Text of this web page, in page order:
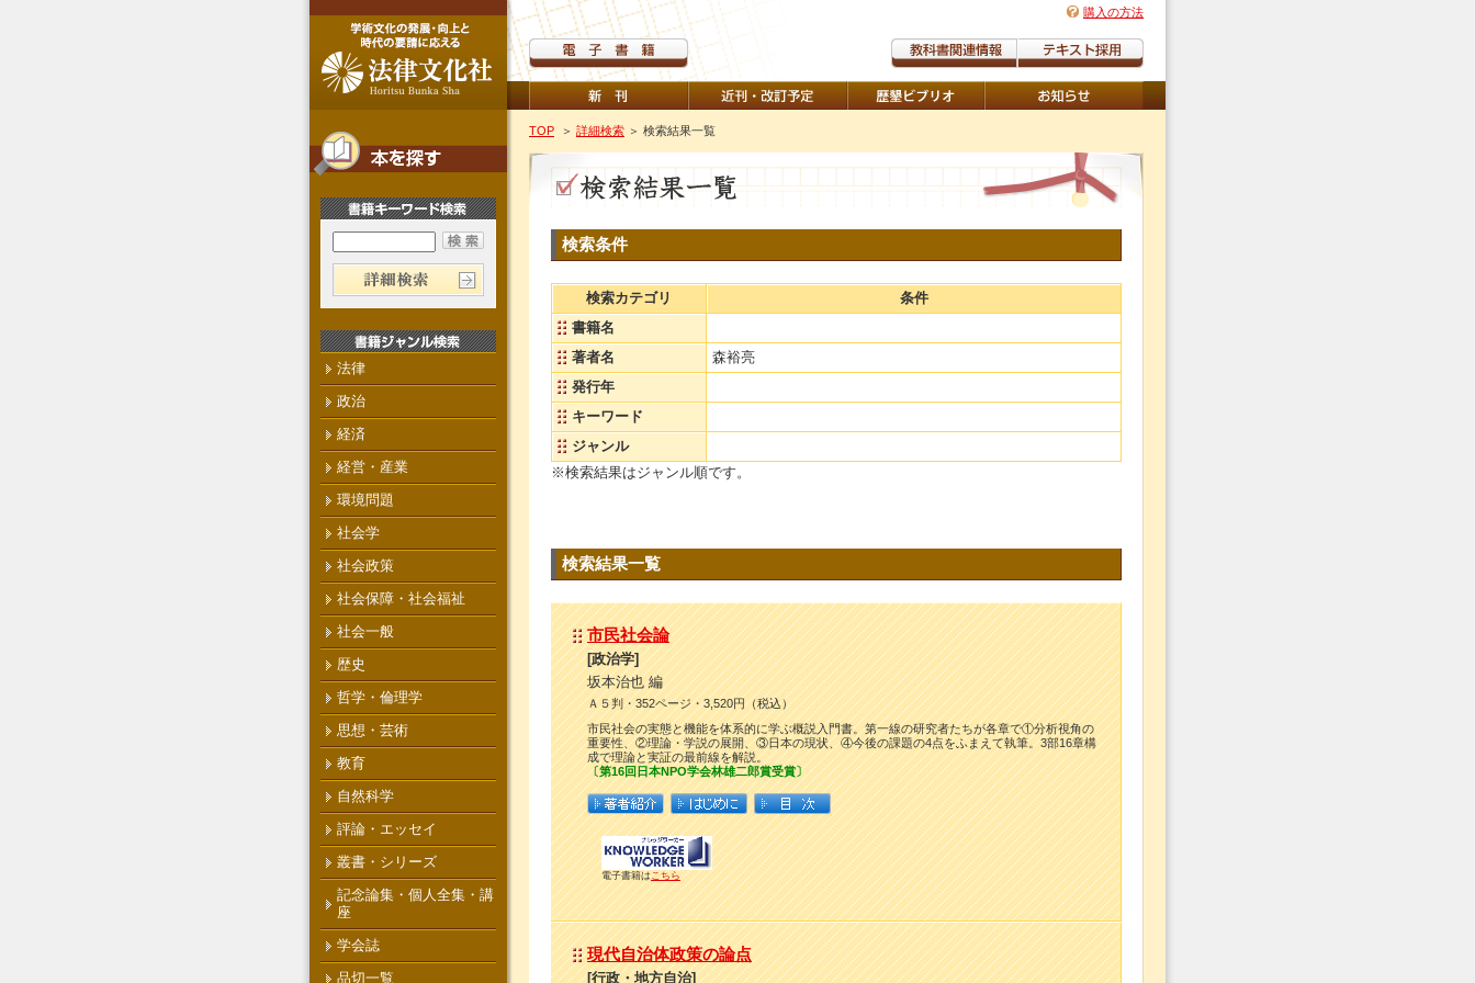
購入の方法
TOP ＞ 詳細検索 ＞ 検索結果一覧
検索条件
検索カテゴリ
条件
書籍名
著者名
森裕亮
発行年
キーワード
ジャンル
※検索結果はジャンル順です。
検索結果一覧
市民社会論
[政治学]
坂本治也 編
Ａ５判・352ページ・3,520円（税込）
市民社会の実態と機能を体系的に学ぶ概説入門書。第一線の研究者たちが各章で①分析視角の
重要性、②理論・学説の展開、③日本の現状、④今後の課題の4点をふまえて執筆。3部16章構
成で理論と実証の最前線を解説。
〔第16回日本NPO学会林雄二郎賞受賞〕
電子書籍はこちら
現代自治体政策の論点
[行政・地方自治]
法律
政治
経済
経営・産業
環境問題
社会学
社会政策
社会保障・社会福祉
社会一般
歴史
哲学・倫理学
思想・芸術
教育
自然科学
評論・エッセイ
叢書・シリーズ
記念論集・個人全集・講
座
学会誌
品切一覧